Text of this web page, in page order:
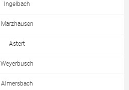
Ingelbach
Marzhausen
Astert
Weyerbusch
Almersbach